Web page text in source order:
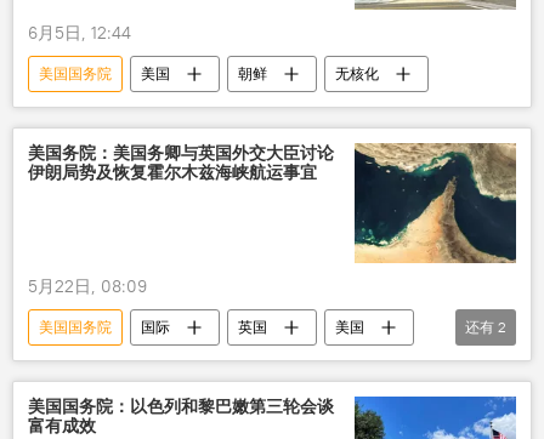
6月5日, 12:44
美国国务院 美国 朝鲜 无核化
美国务院：美国务卿与英国外交大臣讨论
伊朗局势及恢复霍尔木兹海峡航运事宜
5月22日, 08:09
美国国务院 国际 英国
美国
霍尔木兹海峡
航运
还有 2
美国国务院：以色列和黎巴嫩第三轮会谈
富有成效